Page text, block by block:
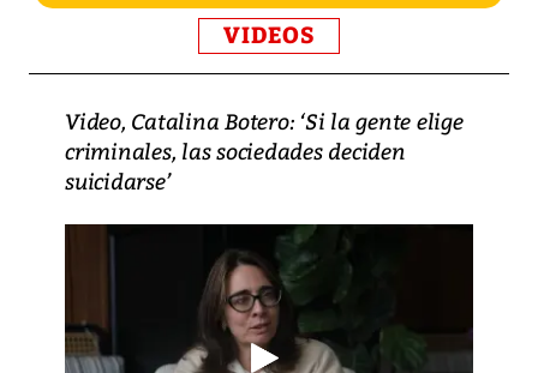
VIDEOS
Video, Catalina Botero: ‘Si la gente elige
criminales, las sociedades deciden
suicidarse’